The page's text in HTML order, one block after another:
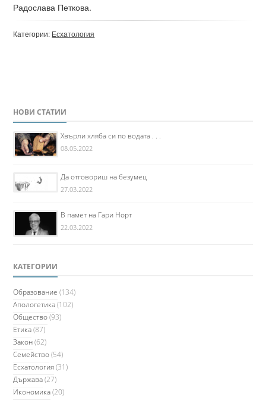
Радослава Петкова.
Категории: Есхатология
НОВИ СТАТИИ
Хвърли хляба си по водата . . .
08.05.2022
Да отговориш на безумец
27.03.2022
В памет на Гари Норт
22.03.2022
КАТЕГОРИИ
Образование (134)
Апологетика(102)
Общество(93)
Етика(87)
Закон(62)
Семейство(54)
Есхатология(31)
Държава(27)
Икономика(20)